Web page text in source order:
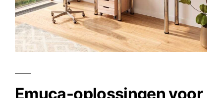
Emuca-oplossingen voor